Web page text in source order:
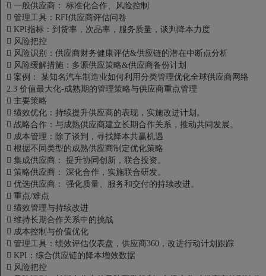
 一般供应商： 标准化合作、风险控制
 管理工具：RFI供应商评估问卷
 KPI指标：到货率，次品率，服务质量，谈判降本力度
 风险把控
 风险识别：供应商财务健康评估&供应链的潜在中断点分析
 风险缓解措施：多源供应策略&供应商备份计划
 案例： 某知名汽车制造业如何利用分类管理优化全球供应商网络
2.3 价值最大化-成熟期的管理策略与供应商重点管理
 主要策略
 绩效优化：持续提升供应商的表现，实施改进计划。
 战略合作：与成熟供应商建立长期合作关系，推动共同发展。
 成本管理：除了谈判，寻找降本共赢机遇
 根据不同类型的成熟供应商制定优化策略
 集成供应商： 提升协同创新，联合投资。
 策略供应商： 深化合作，实施联合研发。
 优选供应商： 强化质量、服务和交付的持续改进。
 重点/难点
 绩效管理与持续改进
 维持长期合作关系中的挑战
 成本控制与价值优化
 管理工具：绩效评估仪表盘，供应商360，改进行动计划跟踪
 KPI：综合供应链的降本增效数据
 风险把控